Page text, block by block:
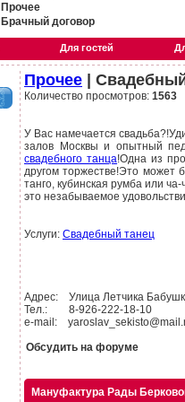
Прочее
Брачный договор
Для гостей
Прочее |
Количество просмотров: 1563
У Вас намечается
залов Москвы и опытный
свадебного танца!Одна из
другом торжестве!Это может
танго, кубинская румба или
это незабываемое
Услуги: Свадебный танец
Адрес: Улица Летчика
Тел.: 8-926-222-18-10
e-mail:
Обсудить на форуме
Мануфактура Рады